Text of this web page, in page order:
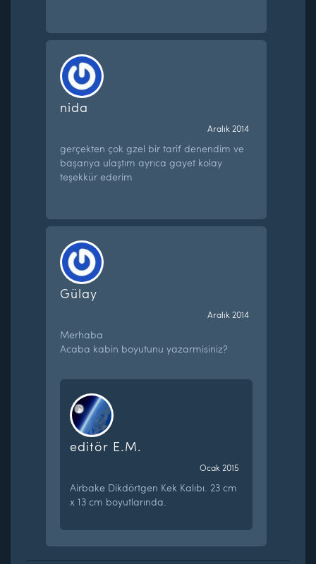
nida
Aralık 2014
gerçekten çok gzel bir tarif denendim ve
başarıya ulaştım ayrıca gayet kolay
teşekkür ederim
Gülay
Aralık 2014
Merhaba
Acaba kabin boyutunu yazarmisiniz?
editör E.M.
Ocak 2015
Airbake Dikdörtgen Kek Kalıbı. 23 cm
x 13 cm boyutlarında.